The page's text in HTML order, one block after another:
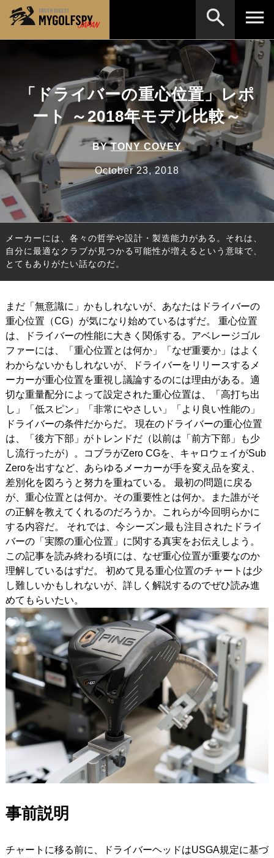
「ドライバーの重心位置」レポ
ート ～2018年モデル比較～
BYTONY COVEY
October 23, 2018
メーカーには、各々の哲学や設計・製造能力がある。それは、
自分に最適なクラブが見つかる可能性が増えるという意味で、
とてもありがたい話なのだ。
まだ「無意識に」かもしれないが、あなたはドライバーの
重心位置（CG）が気になり始めているはずだ。 重心位置
は、ドライバーの性能に大きく関係する。アベレージゴル
ファーには、「重心位置とは何か」「なぜ重要か」はよく
わからないかもしれないが、ドライバーをリリースするメ
ーカーが重心位置を重視し議論するのには理由がある。適
切な重量配分によって設定された重心位置は、「高打ち出
し」「低スピン」「非常にやさしい」「より良い性能の」
ドライバーの条件だからだ。 現在のドライバーの重心位置
は、「後方下部」がトレンドだ（以前は「前方下部」も少
し流行ったが）。コブラがZero CGを、キャロウェイがSub
Zeroを出すなど、あらゆるメーカーが手を変え品を変え、
差別化を図ろうと努力を重ねている。 最初の問題に戻る
が、重心位置とは何か。その重要性とは何か。また誰がそ
の正解を教えてくれるのだろうか。これらが今回明らかに
する内容だ。 それでは、今シーズン最も注目されたドライ
バーの「実際の重心位置」に関する真実をお伝えしよう。
この記事を読み終わる頃には、なぜ重心位置が重要なのか
理解しているはずだ。 初めて見る重心位置のチャートは少
し難しいかもしれないが、詳しく解説するのでぜひ読み進
めてもらいたい。
事前説明
チャートに移る前に、ドライバーヘッドはUSGA規定に基づ
テストランキング
NEW RELEASES 新製品情報
HOW TO ゴルフ上達・実践テクニック
LAB テスト・データ検証
Golf News ゴルフニュース
REVIEWS 製品レビュー
DRIVERS ドライバー
FAIRWAY WOODS フェアウェイウッド
HYBRIDS ハイブリッド
WEDGES ウェッジ
PUTTERS パター
OTHER その他
Editor’s Picks 編集部のおすすめ
Our Team 私たちのチーム
Our Mission 私たちの使命
ABOUT US MyGolfSpyJapanとは？
※メーカー名やクラブ名など、検索したい事柄を入
力してください。
検索